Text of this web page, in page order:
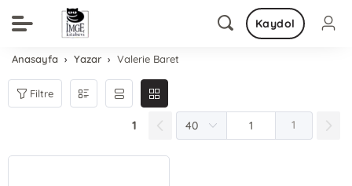
Kaydol
Anasayfa Yazar Valerie Baret
Filtre
1 1